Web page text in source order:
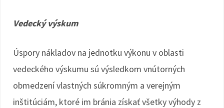
Vedecký výskum
Úspory nákladov na jednotku výkonu v oblasti
vedeckého výskumu sú výsledkom vnútorných
obmedzení vlastných súkromným a verejným
inštitúciám, ktoré im bránia získať všetky výhody z